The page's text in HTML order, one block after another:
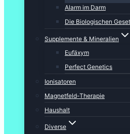
Alarm im Darm
Die Biologischen
Supplemente & Mineralien
Eufäxym
Perfect Genetics
Ionisatoren
Magnetfeld-Therapie
Haushalt
Diverse